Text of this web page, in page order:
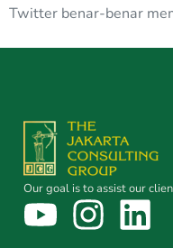
Twitter benar-benar
Our goal is to assist our